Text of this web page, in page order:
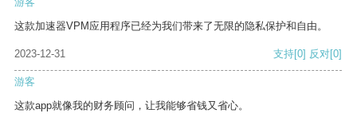
这款加速器VPM应用程序已经为我们带来了无限的隐私保护和自由。
2023-12-31 支持[0] 反对[0]
游客
这款app就像我的财务顾问，让我能够省钱又省心。